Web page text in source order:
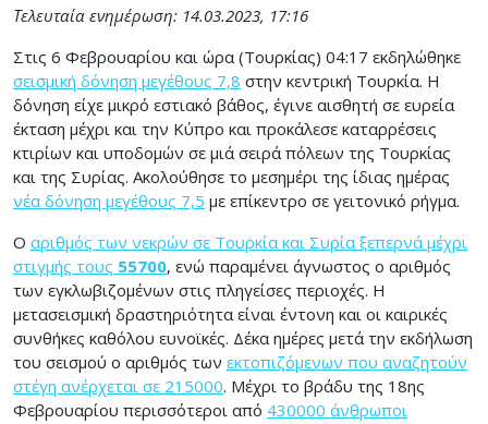
Τελευταία ενημέρωση: 14.03.2023, 17:16
Στις 6 Φεβρουαρίου και ώρα (Τουρκίας) 04:17 εκδηλώθηκε
σεισμική δόνηση μεγέθους 7,8 στην κεντρική Τουρκία. Η
δόνηση είχε μικρό εστιακό βάθος, έγινε αισθητή σε ευρεία
έκταση μέχρι και την Κύπρο και προκάλεσε καταρρέσεις
κτιρίων και υποδομών σε μιά σειρά πόλεων της Τουρκίας
και της Συρίας. Ακολούθησε το μεσημέρι της ίδιας ημέρας
νέα δόνηση μεγέθους 7,5 με επίκεντρο σε γειτονικό ρήγμα.
Ο αριθμός των νεκρών σε Τουρκία και Συρία ξεπερνά μέχρι
στιγμής τους 55700, ενώ παραμένει άγνωστος ο αριθμός
των εγκλωβιζομένων στις πληγείσες περιοχές. Η
μετασεισμική δραστηριότητα είναι έντονη και οι καιρικές
συνθήκες καθόλου ευνοϊκές. Δέκα ημέρες μετά την εκδήλωση
του σεισμού ο αριθμός των εκτοπιζόμενων που αναζητούν
στέγη ανέρχεται σε 215000. Μέχρι το βράδυ της 18ης
Φεβρουαρίου περισσότεροι από 430000 άνθρωποι